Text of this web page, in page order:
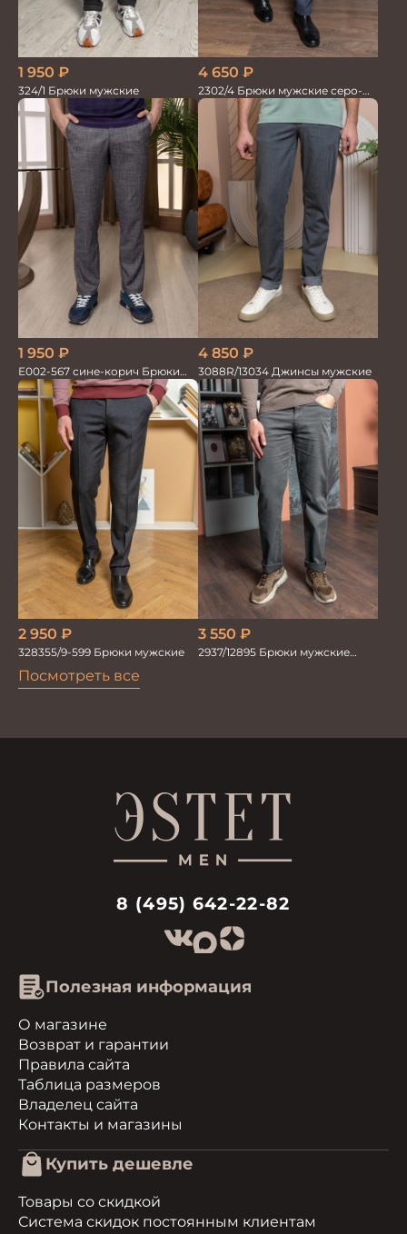
Посмотреть все
1 950 ₽
324/1 Брюки мужские
4 650 ₽
2302/4 Брюки мужские серо-
синие
1 950 ₽
Е002-567 сине-корич Брюки
мужские
4 850 ₽
3088R/13034 Джинсы мужские
2 950 ₽
328355/9-599 Брюки мужские
3 550 ₽
2937/12895 Брюки мужские
8 (495) 642-22-82
Полезная информация
О магазине
Возврат и гарантии
Правила сайта
Таблица размеров
Владелец сайта
Контакты и магазины
Купить дешевле
Товары со скидкой
Система скидок постоянным клиентам